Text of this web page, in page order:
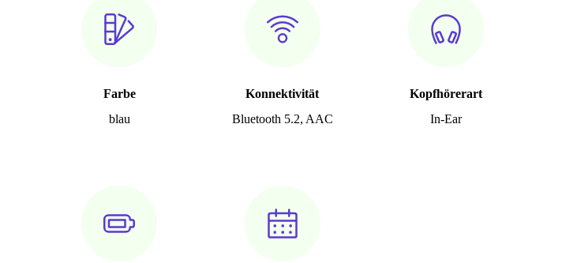
Farbe
blau
Konnektivität
Bluetooth 5.2, AAC
Kopfhörerart
In-Ear